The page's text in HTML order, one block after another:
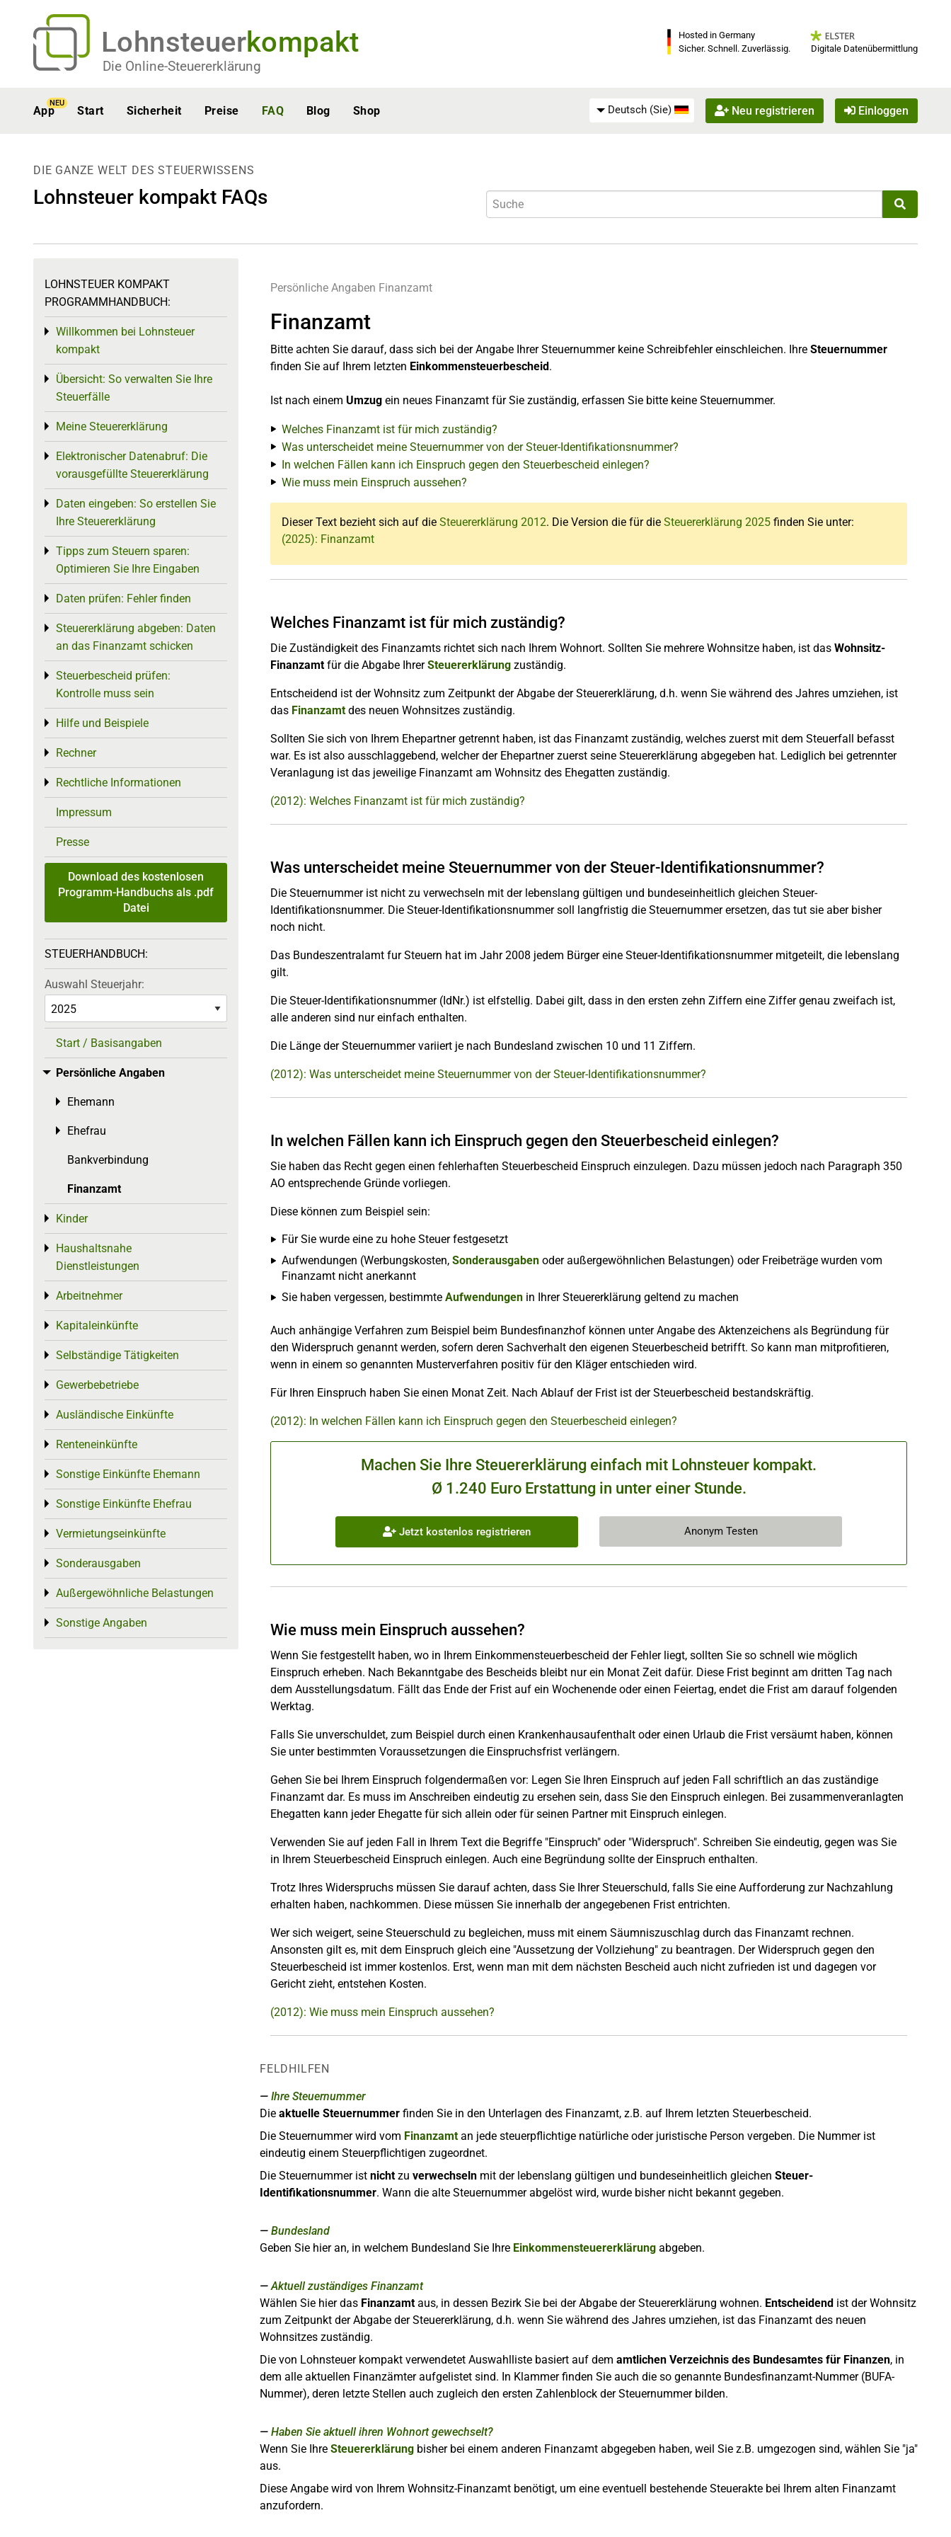
Lohnsteuerkompakt
Die Online-Steuererklärung
Hosted in Germany
Sicher. Schnell. Zuverlässig.
Digitale Datenübermittlung
App
NEU
Start Sicherheit Preise FAQ Blog Shop Deutsch (Sie) Neu registrieren Einloggen
DIE GANZE WELT DES STEUERWISSENS
Lohnsteuer kompakt FAQs
Persönliche Angaben Finanzamt
Finanzamt
Bitte achten Sie darauf, dass sich bei der Angabe Ihrer Steuernummer keine Schreibfehler einschleichen. Ihre Steuernummer
finden Sie auf Ihrem letzten Einkommensteuerbescheid.
Ist nach einem Umzug ein neues Finanzamt für Sie zuständig, erfassen Sie bitte keine Steuernummer.
Welches Finanzamt ist für mich zuständig?
Was unterscheidet meine Steuernummer von der Steuer-Identifikationsnummer?
In welchen Fällen kann ich Einspruch gegen den Steuerbescheid einlegen?
Wie muss mein Einspruch aussehen?
Dieser Text bezieht sich auf die Steuererklärung 2012. Die Version die für die Steuererklärung 2025 finden Sie unter:
(2025): Finanzamt
Welches Finanzamt ist für mich zuständig?
Die Zuständigkeit des Finanzamts richtet sich nach Ihrem Wohnort. Sollten Sie mehrere Wohnsitze haben, ist das Wohnsitz-
Finanzamtfür die Abgabe IhrerSteuererklärung zuständig.
Entscheidend ist der Wohnsitz zum Zeitpunkt der Abgabe der Steuererklärung, d.h. wenn Sie während des Jahres umziehen, ist
das Finanzamtdes neuen Wohnsitzes zuständig.
Sollten Sie sich von Ihrem Ehepartner getrennt haben, ist das Finanzamt zuständig, welches zuerst mit dem Steuerfall befasst
war. Es ist also ausschlaggebend, welcher der Ehepartner zuerst seine Steuererklärung abgegeben hat. Lediglich bei getrennter
Veranlagung ist das jeweilige Finanzamt am Wohnsitz des Ehegatten zuständig.
(2012): Welches Finanzamt ist für mich zuständig?
Was unterscheidet meine Steuernummer von der Steuer-Identifikationsnummer?
Die Steuernummer ist nicht zu verwechseln mit der lebenslang gültigen und bundeseinheitlich gleichen Steuer-
Identifikationsnummer. Die Steuer-Identifikationsnummer soll langfristig die Steuernummer ersetzen, das tut sie aber bisher
noch nicht.
Das Bundeszentralamt fur Steuern hat im Jahr 2008 jedem Bürger eine Steuer-Identifikationsnummer mitgeteilt, die lebenslang
gilt.
Die Steuer-Identifikationsnummer (IdNr.) ist elfstellig. Dabei gilt, dass in den ersten zehn Ziffern eine Ziffer genau zweifach ist,
alle anderen sind nur einfach enthalten.
Die Länge der Steuernummer variiert je nach Bundesland zwischen 10 und 11 Ziffern.
(2012): Was unterscheidet meine Steuernummer von der Steuer-Identifikationsnummer?
In welchen Fällen kann ich Einspruch gegen den Steuerbescheid einlegen?
Sie haben das Recht gegen einen fehlerhaften Steuerbescheid Einspruch einzulegen. Dazu müssen jedoch nach Paragraph 350
AO entsprechende Gründe vorliegen.
Diese können zum Beispiel sein:
Für Sie wurde eine zu hohe Steuer festgesetzt
Aufwendungen (Werbungskosten, Sonderausgaben oder außergewöhnlichen Belastungen) oder Freibeträge wurden vom
Finanzamt nicht anerkannt
Sie haben vergessen, bestimmte Aufwendungen in Ihrer Steuererklärung geltend zu machen
Auch anhängige Verfahren zum Beispiel beim Bundesfinanzhof können unter Angabe des Aktenzeichens als Begründung für
den Widerspruch genannt werden, sofern deren Sachverhalt den eigenen Steuerbescheid betrifft. So kann man mitprofitieren,
wenn in einem so genannten Musterverfahren positiv für den Kläger entschieden wird.
Für Ihren Einspruch haben Sie einen Monat Zeit. Nach Ablauf der Frist ist der Steuerbescheid bestandskräftig.
(2012): In welchen Fällen kann ich Einspruch gegen den Steuerbescheid einlegen?
Machen Sie Ihre Steuererklärung einfach mit Lohnsteuer kompakt.
Ø 1.240 Euro Erstattung in unter einer Stunde.
Jetzt kostenlos registrieren Anonym Testen
Wie muss mein Einspruch aussehen?
Wenn Sie festgestellt haben, wo in Ihrem Einkommensteuerbescheid der Fehler liegt, sollten Sie so schnell wie möglich
Einspruch erheben. Nach Bekanntgabe des Bescheids bleibt nur ein Monat Zeit dafür. Diese Frist beginnt am dritten Tag nach
dem Ausstellungsdatum. Fällt das Ende der Frist auf ein Wochenende oder einen Feiertag, endet die Frist am darauf folgenden
Werktag.
Falls Sie unverschuldet, zum Beispiel durch einen Krankenhausaufenthalt oder einen Urlaub die Frist versäumt haben, können
Sie unter bestimmten Voraussetzungen die Einspruchsfrist verlängern.
Gehen Sie bei Ihrem Einspruch folgendermaßen vor: Legen Sie Ihren Einspruch auf jeden Fall schriftlich an das zuständige
Finanzamt dar. Es muss im Anschreiben eindeutig zu ersehen sein, dass Sie den Einspruch einlegen. Bei zusammenveranlagten
Ehegatten kann jeder Ehegatte für sich allein oder für seinen Partner mit Einspruch einlegen.
Verwenden Sie auf jeden Fall in Ihrem Text die Begriffe "Einspruch" oder "Widerspruch". Schreiben Sie eindeutig, gegen was Sie
in Ihrem Steuerbescheid Einspruch einlegen. Auch eine Begründung sollte der Einspruch enthalten.
Trotz Ihres Widerspruchs müssen Sie darauf achten, dass Sie Ihrer Steuerschuld, falls Sie eine Aufforderung zur Nachzahlung
erhalten haben, nachkommen. Diese müssen Sie innerhalb der angegebenen Frist entrichten.
Wer sich weigert, seine Steuerschuld zu begleichen, muss mit einem Säumniszuschlag durch das Finanzamt rechnen.
Ansonsten gilt es, mit dem Einspruch gleich eine "Aussetzung der Vollziehung" zu beantragen. Der Widerspruch gegen den
Steuerbescheid ist immer kostenlos. Erst, wenn man mit dem nächsten Bescheid auch nicht zufrieden ist und dagegen vor
Gericht zieht, entstehen Kosten.
(2012): Wie muss mein Einspruch aussehen?
FELDHILFEN
Ihre Steuernummer
Die aktuelle Steuernummer finden Sie in den Unterlagen des Finanzamt, z.B. auf Ihrem letzten Steuerbescheid.
Die Steuernummer wird vom Finanzamtan jede steuerpflichtige natürliche oder juristische Person vergeben. Die Nummer ist
eindeutig einem Steuerpflichtigen zugeordnet.
Die Steuernummer ist nichtzu verwechseln mit der lebenslang gültigen und bundeseinheitlich gleichen Steuer-
Identifikationsnummer. Wann die alte Steuernummer abgelöst wird, wurde bisher nicht bekannt gegeben.
Bundesland
Geben Sie hier an, in welchem Bundesland Sie Ihre Einkommensteuererklärung abgeben.
Aktuell zuständiges Finanzamt
Wählen Sie hier das Finanzamtaus, in dessen Bezirk Sie bei der Abgabe der Steuererklärung wohnen. Entscheidend ist der Wohnsitz
zum Zeitpunkt der Abgabe der Steuererklärung, d.h. wenn Sie während des Jahres umziehen, ist das Finanzamt des neuen
Wohnsitzes zuständig.
Die von Lohnsteuer kompakt verwendetet Auswahlliste basiert auf dem amtlichen Verzeichnis des Bundesamtes für Finanzen, in
dem alle aktuellen Finanzämter aufgelistet sind. In Klammer finden Sie auch die so genannte Bundesfinanzamt-Nummer (BUFA-
Nummer), deren letzte Stellen auch zugleich den ersten Zahlenblock der Steuernummer bilden.
Haben Sie aktuell ihren Wohnort gewechselt?
Wenn Sie Ihre Steuererklärung bisher bei einem anderen Finanzamt abgegeben haben, weil Sie z.B. umgezogen sind, wählen Sie "ja"
aus.
Diese Angabe wird von Ihrem Wohnsitz-Finanzamt benötigt, um eine eventuell bestehende Steuerakte bei Ihrem alten Finanzamt
anzufordern.
LOHNSTEUER KOMPAKT
PROGRAMMHANDBUCH:
Willkommen bei Lohnsteuer
kompakt
Toggle menu
Übersicht: So verwalten Sie Ihre
Steuerfälle
Toggle menu
Meine Steuererklärung
Toggle menu
Elektronischer Datenabruf: Die
vorausgefüllte Steuererklärung
Toggle menu
Daten eingeben: So erstellen Sie
Ihre Steuererklärung
Toggle menu
Tipps zum Steuern sparen:
Optimieren Sie Ihre Eingaben
Toggle menu
Daten prüfen: Fehler finden
Toggle menu
Steuererklärung abgeben: Daten
an das Finanzamt schicken
Toggle menu
Steuerbescheid prüfen:
Kontrolle muss sein
Toggle menu
Hilfe und Beispiele
Toggle menu
Rechner
Toggle menu
Rechtliche Informationen
Toggle menu
Impressum
Presse
Download des kostenlosen
Programm-Handbuchs als .pdf
Datei
STEUERHANDBUCH:
Auswahl Steuerjahr:
Start / Basisangaben
Persönliche Angaben
Toggle menu
Ehemann
Toggle menu
Ehefrau
Toggle menu
Bankverbindung
Finanzamt
Kinder
Toggle menu
Haushaltsnahe
Dienstleistungen
Toggle menu
Arbeitnehmer
Toggle menu
Kapitaleinkünfte
Toggle menu
Selbständige Tätigkeiten
Toggle menu
Gewerbebetriebe
Toggle menu
Ausländische Einkünfte
Toggle menu
Renteneinkünfte
Toggle menu
Sonstige Einkünfte Ehemann
Toggle menu
Sonstige Einkünfte Ehefrau
Toggle menu
Vermietungseinkünfte
Toggle menu
Sonderausgaben
Toggle menu
Außergewöhnliche Belastungen
Toggle menu
Sonstige Angaben
Toggle menu